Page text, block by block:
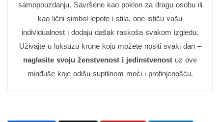
samopouzdanju. Savršene kao poklon za dragu osobu ili
kao lični simbol lepote i stila, one ističu vašu
individualnost i dodaju dašak raskoša svakom izgledu.
Uživajte u luksuzu krune koju možete nositi svaki dan –
naglasite svoju ženstvenost i jedinstvenost uz ove
minđuše koje odišu suptilnom moći i profinjenošću.